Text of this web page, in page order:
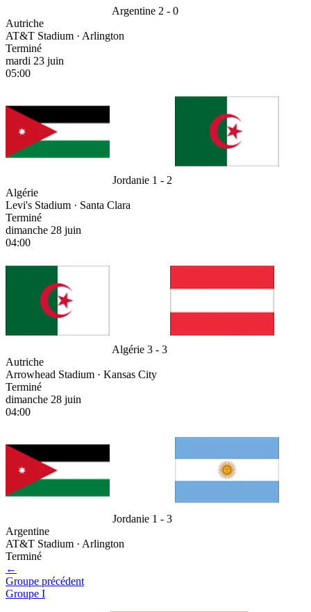
Argentine 2 - 0
Autriche
AT&T Stadium · Arlington
Terminé
mardi 23 juin
05:00
Jordanie 1 - 2
Algérie
Levi's Stadium · Santa Clara
Terminé
dimanche 28 juin
04:00
Algérie 3 - 3
Autriche
Arrowhead Stadium · Kansas City
Terminé
dimanche 28 juin
04:00
Jordanie 1 - 3
Argentine
AT&T Stadium · Arlington
Terminé
←
Groupe précédent
Groupe I